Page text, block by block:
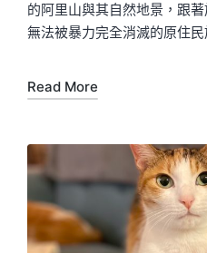
的阿里山與其自然地景，跟
無法被暴力完全消滅的原住民
Read More